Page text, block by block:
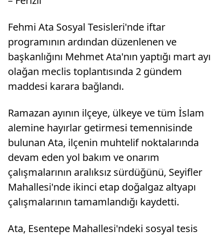
Fehmi Ata Sosyal Tesisleri'nde iftar
programının ardından düzenlenen ve
başkanlığını Mehmet Ata'nın yaptığı mart ayı
olağan meclis toplantısında 2 gündem
maddesi karara bağlandı.
Ramazan ayının ilçeye, ülkeye ve tüm İslam
alemine hayırlar getirmesi temennisinde
bulunan Ata, ilçenin muhtelif noktalarında
devam eden yol bakım ve onarım
çalışmalarının aralıksız sürdüğünü, Seyifler
Mahallesi'nde ikinci etap doğalgaz altyapı
çalışmalarının tamamlandığı kaydetti.
Ata, Esentepe Mahallesi'ndeki sosyal tesis